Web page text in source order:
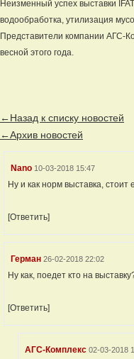
Неизменный успех выставки
водообработка, утилизация
Представители компании АГС-
весной этого года.
←Назад к списку новостей
←Архив новостей
Nano 10-03-2018 15:47
Ну и как норм выставка, стоит
[Ответить]
Герман 26-02-2018 22:02
Ну как, поедет кто на
[Ответить]
АГС-Комплекс 02-03-2018